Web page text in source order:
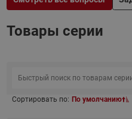
Товары серии
Сортировать по: По умолчанию